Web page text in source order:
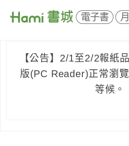
電子書
【公告】2/1至2/2報紙
版(PC Reader)正常瀏
等候。